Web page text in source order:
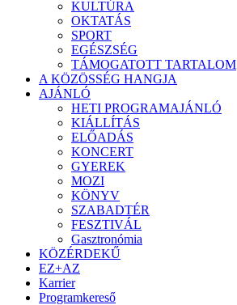
KULTÚRA
OKTATÁS
SPORT
EGÉSZSÉG
TÁMOGATOTT TARTALOM
A KÖZÖSSÉG HANGJA
AJÁNLÓ
HETI PROGRAMAJÁNLÓ
KIÁLLÍTÁS
ELŐADÁS
KONCERT
GYEREK
MOZI
KÖNYV
SZABADTÉR
FESZTIVÁL
Gasztronómia
KÖZÉRDEKŰ
EZ+AZ
Karrier
Programkereső